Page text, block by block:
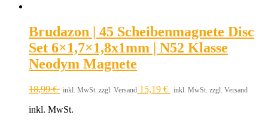
Brudazon | 45 Scheibenmagnete Disc
Set 6×1,7×1,8x1mm | N52 Klasse
Neodym Magnete
18,99€ inkl. MwSt. zzgl. Versand 15,19 € inkl. MwSt. zzgl. Versand
inkl. MwSt.